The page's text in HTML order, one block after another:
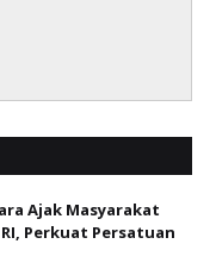
Ajak Masyarakat
Perkuat Persatuan